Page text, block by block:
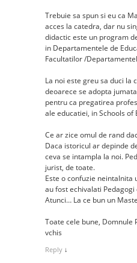
Trebuie sa spun si eu ca
acces la catedra, dar nu
didactic este un program
in Departamentele de
Facultatilor /
La noi este greu sa duci la
deoarece se adopta
pentru ca pregatirea
ale educatiei, in Schools of
Ce ar zice omul de rand
Daca istoricul ar depinde
ceva se intampla la noi.
jurist, de toate.
Este o confuzie neintalnita
au fost echivalati
Atunci… La ce bun un
Toate cele bune, Domnule
vchis
Reply ↓